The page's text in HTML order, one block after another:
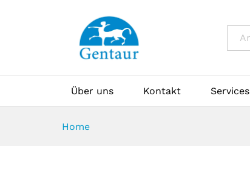
Über uns Kontakt Services
Home